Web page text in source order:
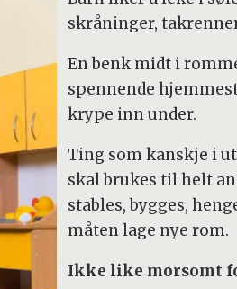
skråninger,
En benk midt i
spennende
krype inn under.
Ting som kanskje i
skal brukes til helt
stables, bygges,
måten lage nye rom.
Ikke like morsomt